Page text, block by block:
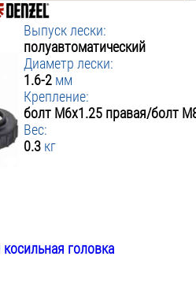
Выпуск лески:
полуавтоматический
Диаметр лески:
1.6-2 мм
Крепление:
болт М6х1.25 правая/болт
Вес:
0.3 кг
головка